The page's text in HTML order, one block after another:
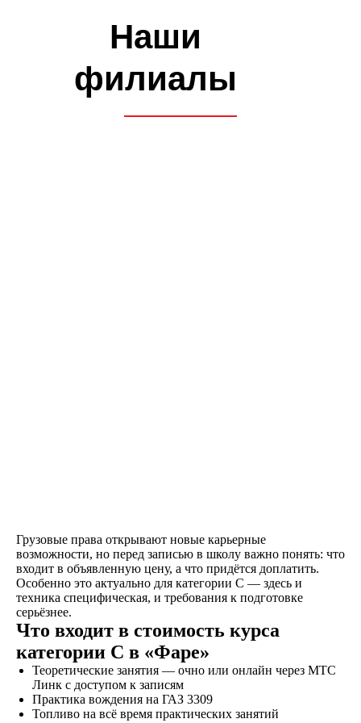
Грузовые права открывают новые карьерные
возможности, но перед записью в школу важно понять: что
входит в объявленную цену, а что придётся доплатить.
Особенно это актуально для категории C — здесь и
техника специфическая, и требования к подготовке
серьёзнее.
Что входит в стоимость курса
категории C в «Фаре»
Теоретические занятия — очно или онлайн через МТС
Линк с доступом к записям
Практика вождения на ГАЗ 3309
Топливо на всё время практических занятий
Оставляете заявку на
мессенджерах или
наших социальных
сетях
Знакомство